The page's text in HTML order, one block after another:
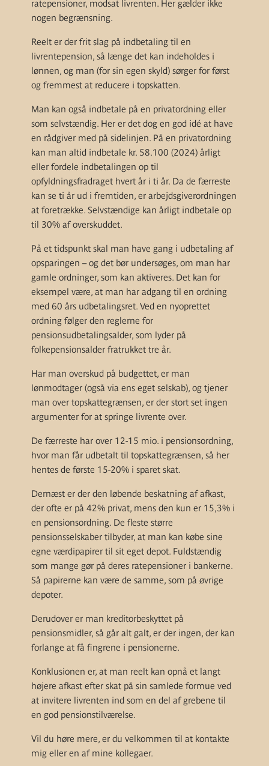
ratepensioner, modsat livrenten. Her gælder ikke
nogen begrænsning.
Reelt er der frit slag på indbetaling til en
livrentepension, så længe det kan indeholdes i
lønnen, og man (for sin egen skyld) sørger for først
og fremmest at reducere i topskatten.
Man kan også indbetale på en privatordning eller
som selvstændig. Her er det dog en god idé at have
en rådgiver med på sidelinjen. På en privatordning
kan man altid indbetale kr. 58.100 (2024) årligt
eller fordele indbetalingen op til
opfyldningsfradraget hvert år i ti år. Da de færreste
kan se ti år ud i fremtiden, er arbejdsgiverordningen
at foretrække. Selvstændige kan årligt indbetale op
til 30% af overskuddet.
På et tidspunkt skal man have gang i udbetaling af
opsparingen – og det bør undersøges, om man har
gamle ordninger, som kan aktiveres. Det kan for
eksempel være, at man har adgang til en ordning
med 60 års udbetalingsret. Ved en nyoprettet
ordning følger den reglerne for
pensionsudbetalingsalder, som lyder på
folkepensionsalder fratrukket tre år.
Har man overskud på budgettet, er man
lønmodtager (også via ens eget selskab), og tjener
man over topskattegrænsen, er der stort set ingen
argumenter for at springe livrente over.
De færreste har over 12-15 mio. i pensionsordning,
hvor man får udbetalt til topskattegrænsen, så her
hentes de første 15-20% i sparet skat.
Dernæst er der den løbende beskatning af afkast,
der ofte er på 42% privat, mens den kun er 15,3% i
en pensionsordning. De fleste større
pensionsselskaber tilbyder, at man kan købe sine
egne værdipapirer til sit eget depot. Fuldstændig
som mange gør på deres ratepensioner i bankerne.
Så papirerne kan være de samme, som på øvrige
depoter.
Derudover er man kreditorbeskyttet på
pensionsmidler, så går alt galt, er der ingen, der kan
forlange at få fingrene i pensionerne.
Konklusionen er, at man reelt kan opnå et langt
højere afkast efter skat på sin samlede formue ved
at invitere livrenten ind som en del af grebene til
en god pensionstilværelse.
Vil du høre mere, er du velkommen til at kontakte
mig eller en af mine kollegaer.